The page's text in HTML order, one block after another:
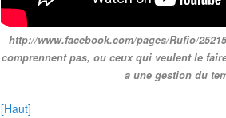
http://www.facebook.com/pages/Rufio/
comprennent pas, ou ceux qui veulent le
a une gestion du
[Haut]